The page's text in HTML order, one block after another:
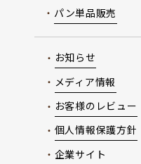
パン単品販売
お知らせ
メディア情報
お客様のレビュー
個人情報保護方針
企業サイト